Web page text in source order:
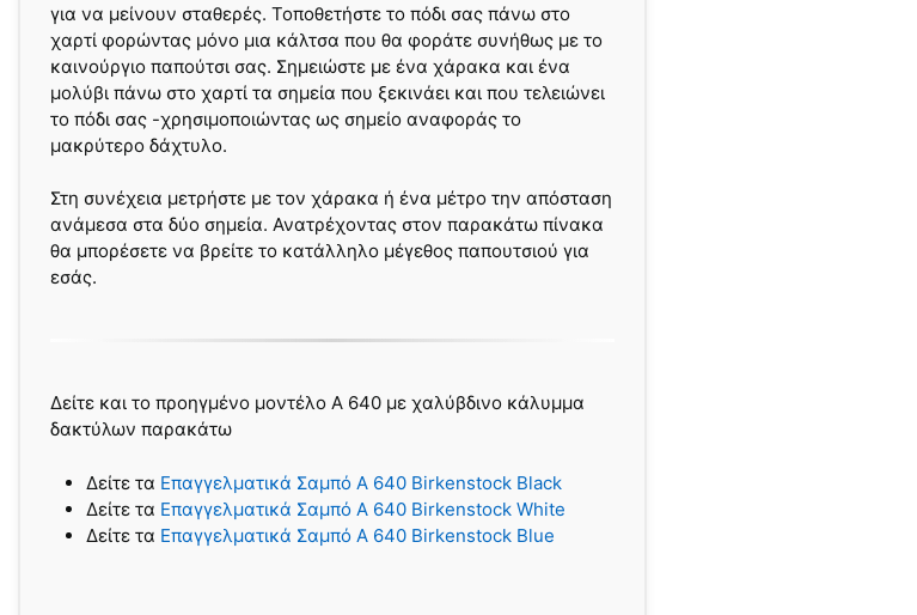
για να μείνουν σταθερές. Τοποθετήστε το πόδι σας πάνω στο
χαρτί φορώντας μόνο μια κάλτσα που θα φοράτε συνήθως με το
καινούργιο παπούτσι σας. Σημειώστε με ένα χάρακα και ένα
μολύβι πάνω στο χαρτί τα σημεία που ξεκινάει και που τελειώνει
το πόδι σας -χρησιμοποιώντας ως σημείο αναφοράς το
μακρύτερο δάχτυλο.
Στη συνέχεια μετρήστε με τον χάρακα ή ένα μέτρο την απόσταση
ανάμεσα στα δύο σημεία. Ανατρέχοντας στον παρακάτω πίνακα
θα μπορέσετε να βρείτε το κατάλληλο μέγεθος παπουτσιού για
εσάς.
Δείτε και το προηγμένο μοντέλο Α 640 με χαλύβδινο κάλυμμα
δακτύλων παρακάτω
Δείτε τα Επαγγελματικά Σαμπό A 640 Birkenstock Black
Δείτε τα Επαγγελματικά Σαμπό A 640 Birkenstock White
Δείτε τα Επαγγελματικά Σαμπό A 640 Birkenstock Blue